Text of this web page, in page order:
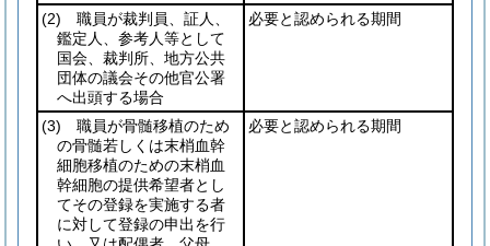
(2) 職員が裁判員、証人、
鑑定人、参考人等として
国会、裁判所、地方公共
団体の議会その他官公署
へ出頭する場合
必要と認められる期間
(3) 職員が骨髄移植のため
の骨髄若しくは末梢血幹
細胞移植のための末梢血
幹細胞の提供希望者とし
てその登録を実施する者
に対して登録の申出を行
必要と認められる期間